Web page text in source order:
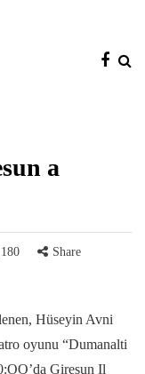
a
180 Share
Hüseyin Avni
oyunu “Dumanalti
Giresun Il